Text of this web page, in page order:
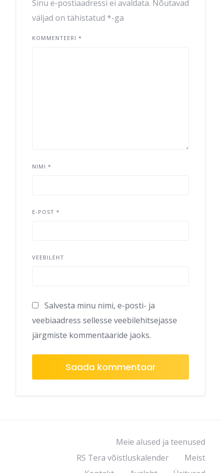
Sinu e-postiaadressi ei avaldata. Nõutavad
väljad on tähistatud *-ga
KOMMENTEERI *
NIMI *
E-POST *
VEEBILEHT
Salvesta minu nimi, e-posti- ja
veebiaadress sellesse veebilehitsejasse
järgmiste kommentaaride jaoks.
Meie alused ja teenused
RS Tera võistluskalender
Meist